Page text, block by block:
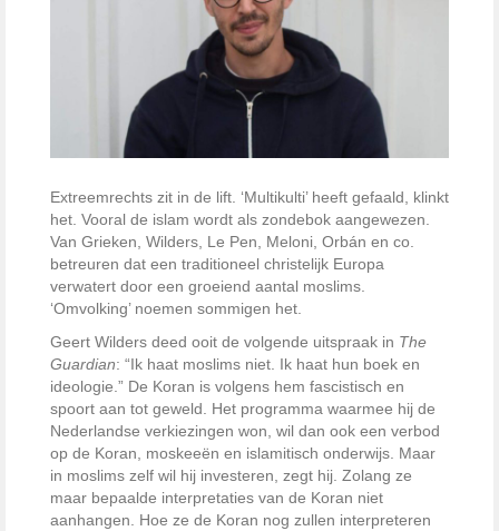
Extreemrechts zit in de lift. ‘Multikulti’ heeft gefaald, klinkt
het. Vooral de islam wordt als zondebok aangewezen.
Van Grieken, Wilders, Le Pen, Meloni, Orbán en co.
betreuren dat een traditioneel christelijk Europa
verwatert door een groeiend aantal moslims.
‘Omvolking’ noemen sommigen het.
Geert Wilders deed ooit de volgende uitspraak in The
Guardian: “Ik haat moslims niet. Ik haat hun boek en
ideologie.” De Koran is volgens hem fascistisch en
spoort aan tot geweld. Het programma waarmee hij de
Nederlandse verkiezingen won, wil dan ook een verbod
op de Koran, moskeeën en islamitisch onderwijs. Maar
in moslims zelf wil hij investeren, zegt hij. Zolang ze
maar bepaalde interpretaties van de Koran niet
aanhangen. Hoe ze de Koran nog zullen interpreteren